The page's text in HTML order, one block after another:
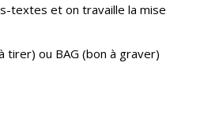
textes et on travaille la mise
tirer) ou BAG (bon à graver)